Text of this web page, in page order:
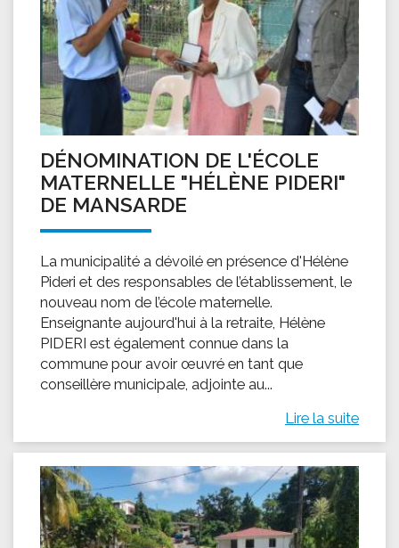
DÉNOMINATION DE L'ÉCOLE
MATERNELLE "HÉLÈNE PIDERI"
DE MANSARDE
La municipalité a dévoilé en présence d'Hélène
Pideri et des responsables de l’établissement, le
nouveau nom de l’école maternelle.
Enseignante aujourd'hui à la retraite, Hélène
PIDERI est également connue dans la
commune pour avoir œuvré en tant que
conseillère municipale, adjointe au...
Lire la suite